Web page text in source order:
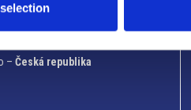
– Česká republika